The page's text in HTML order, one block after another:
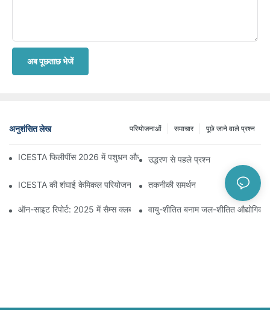
अब पूछताछ भेजें
अनुशंसित लेख पूछे जाने वाले प्रश्न
समाचार
परियोजनाओं
ICESTA फिलीपींस 2026 में पशुधन और मत्स्य पालन प्रदर्शनी में भाग लेगी | बूथ J8
उद्धरण से पहले प्रश्न
ICESTA की शंघाई केमिकल परियोजना का क्रियान्वयन: 50 टन क्षमता वाली
तकनीकी समर्थन
ऑन-साइट रिपोर्ट: 2025 में सैम्स क्लब में 37 ICESTA फ्लेक आइस मशीनें चालू रहेंगी
वायु-शीतित बनाम जल-शीतित औद्योगिक